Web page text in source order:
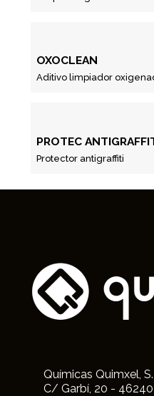
OXOCLEAN
Aditivo limpiador
PROTEC
Protector antigraffiti
Químicas Quimxel,
C/ Garbí, 20 - 46240